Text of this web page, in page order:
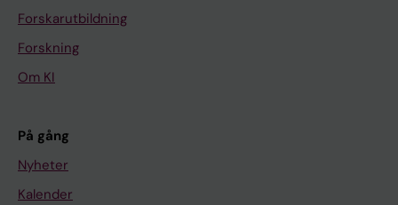
Forskarutbildning
Forskning
Om KI
På gång
Nyheter
Kalender